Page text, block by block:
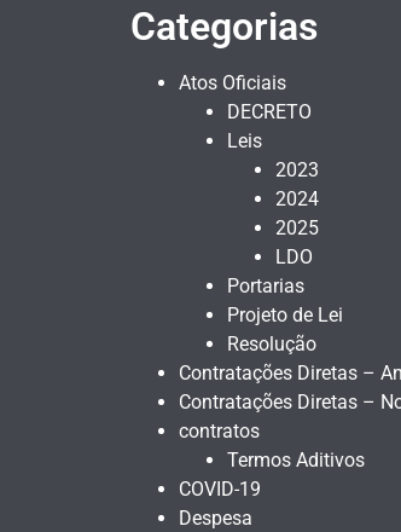
Categorias
Atos Oficiais
DECRETO
Leis
2023
2024
2025
LDO
Portarias
Projeto de Lei
Resolução
Contratações Diretas –
Contratações Diretas –
contratos
Termos Aditivos
COVID-19
Despesa